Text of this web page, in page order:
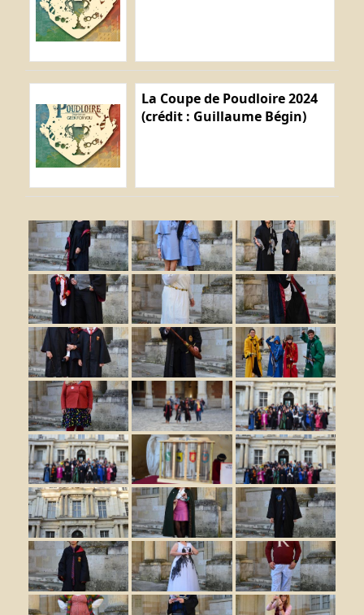
La Coupe de Poudloire 2024
(crédit : Guillaume Bégin)